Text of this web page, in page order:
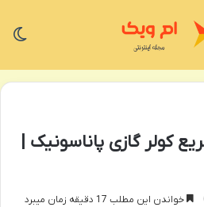
کولر گازی پاناسونیک |
خواندن این مطلب 17 دقیقه زمان میبرد